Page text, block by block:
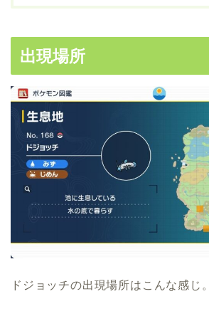
出現場所
ドジョッチの出現場所はこんな感じ。